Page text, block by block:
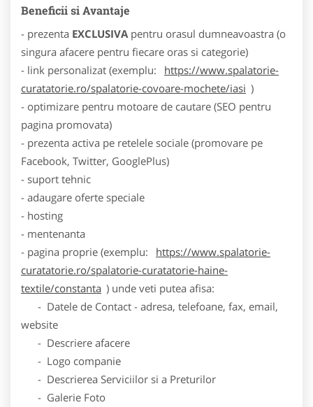
Beneficii si Avantaje
- prezenta EXCLUSIVA pentru orasul dumneavoastra (o
singura afacere pentru fiecare oras si categorie)
- link personalizat (exemplu:
https://www.spalatorie-
curatatorie.ro/spalatorie-covoare-mochete/iasi )
- optimizare pentru motoare de cautare (SEO pentru
pagina promovata)
- prezenta activa pe retelele sociale (promovare pe
Facebook, Twitter, GooglePlus)
- suport tehnic
- adaugare oferte speciale
- hosting
- mentenanta
- pagina proprie (exemplu:
https://www.spalatorie-
curatatorie.ro/spalatorie-curatatorie-haine-
textile/constanta ) unde veti putea afisa:
- Datele de Contact - adresa, telefoane, fax, email,
website
- Descriere afacere
- Logo companie
- Descrierea Serviciilor si a Preturilor
- Galerie Foto